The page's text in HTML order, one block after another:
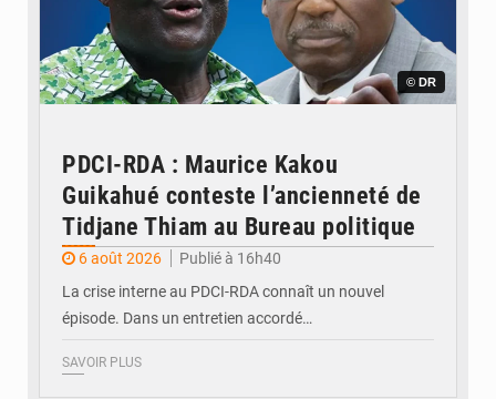
© DR
PDCI-RDA : Maurice Kakou
Guikahué conteste l’ancienneté de
Tidjane Thiam au Bureau politique
6 août 2026
Publié à 16h40
La crise interne au PDCI-RDA connaît un nouvel
épisode. Dans un entretien accordé…
SAVOIR PLUS